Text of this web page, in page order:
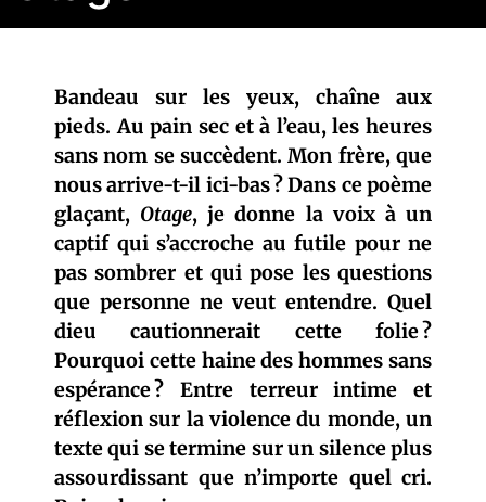
Bandeau sur les yeux, chaîne aux
pieds. Au pain sec et à l’eau, les heures
sans nom se succèdent. Mon frère, que
nous arrive-t-il ici-bas ? Dans ce poème
glaçant, Otage, je donne la voix à un
captif qui s’accroche au futile pour ne
pas sombrer et qui pose les questions
que personne ne veut entendre. Quel
dieu cautionnerait cette folie ?
Pourquoi cette haine des hommes sans
espérance ? Entre terreur intime et
réflexion sur la violence du monde, un
texte qui se termine sur un silence plus
assourdissant que n’importe quel cri.